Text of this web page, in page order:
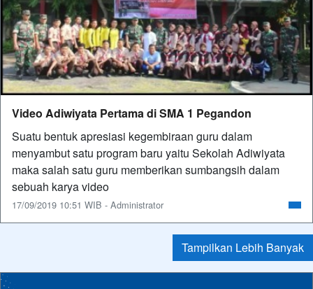
Video Adiwiyata Pertama di SMA 1 Pegandon
Suatu bentuk apresiasi kegembiraan guru dalam
menyambut satu program baru yaitu Sekolah Adiwiyata
maka salah satu guru memberikan sumbangsih dalam
sebuah karya video
17/09/2019 10:51 WIB - Administrator
Tampilkan Lebih Banyak